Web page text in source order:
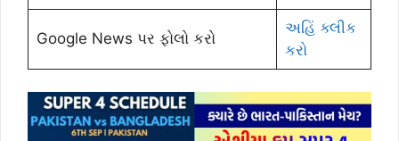
Google News પર ફોલો કરો
અહિં ક્લીક
કરો